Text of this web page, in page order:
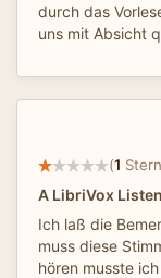
durch das
uns mit Absicht
(1
A LibriVox
Ich laß die
muss diese
hören musste